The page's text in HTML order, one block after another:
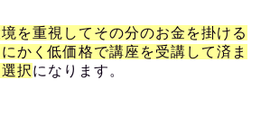
を重視してその分のお金を掛ける
かく低価格で講座を受講して済ま
択になります。